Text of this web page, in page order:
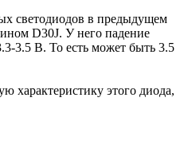
светодиодов в предыдущем
D30J. У него падение
3.5 В. То есть может быть 3.5
характеристику этого диода,